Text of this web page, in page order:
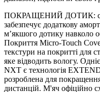
ПОКРАЩЕНИЙ ДОТИК:
забезпечує додаткову
м’якшого дотику
Покриття Micro-Touch
текстури на покритті для
яке відводить вологу.
NXT є технологія
розроблена для
дистанцій. М'яч офіційно